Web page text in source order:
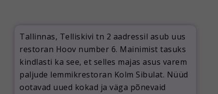
Tallinnas, Telliskivi tn 2 aadressil asub uus
restoran Hoov number 6. Mainimist tasuks
kindlasti ka see, et selles majas asus varem
paljude lemmikrestoran Kolm Sibulat. Nüüd
ootavad uued kokad ja väga põnevaid